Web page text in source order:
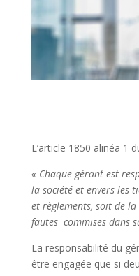
L’article 1850 alinéa 1
« Chaque gérant est
la société et envers les
et règlements, soit de
fautes commises dans
La responsabilité du
être engagée que si